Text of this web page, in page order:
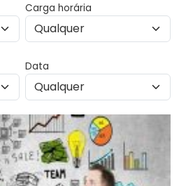
Carga horária
Data